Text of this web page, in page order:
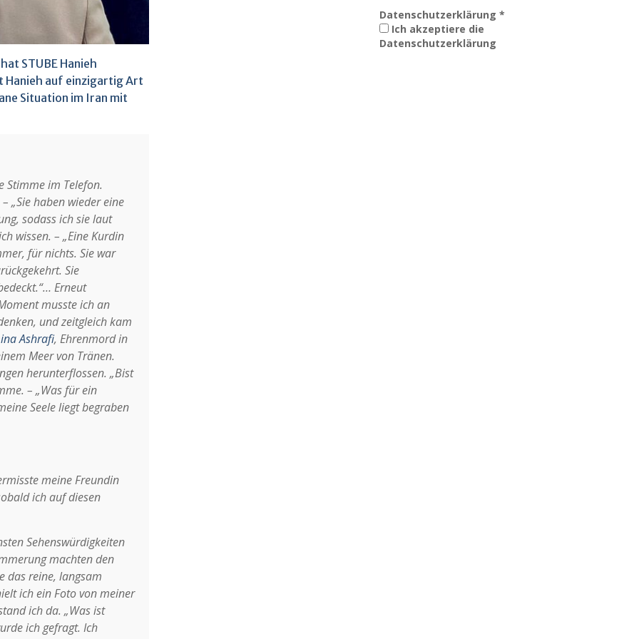
STUBE Hanieh
auf einzigartig Art
Situation im Iran mit
Stimme im Telefon.
„Sie haben wieder eine
sodass ich sie laut
wissen. – „Eine Kurdin
für nichts. Sie war
Sie
Erneut
musste ich an
und zeitgleich kam
Ashrafi, Ehrenmord in
Meer von Tränen.
herunterflossen. „Bist
– „Was für ein
Seele liegt begraben
meine Freundin
ich auf diesen
Sehenswürdigkeiten
machten den
das reine, langsam
ich ein Foto von meiner
ich da. „Was ist
ich gefragt. Ich
Datenschutzerklärung *
Ich akzeptiere die
Datenschutzerklärung